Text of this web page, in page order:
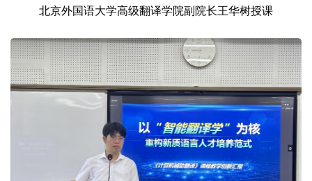
北京外国语大学高级翻译学院副院长王华树授课